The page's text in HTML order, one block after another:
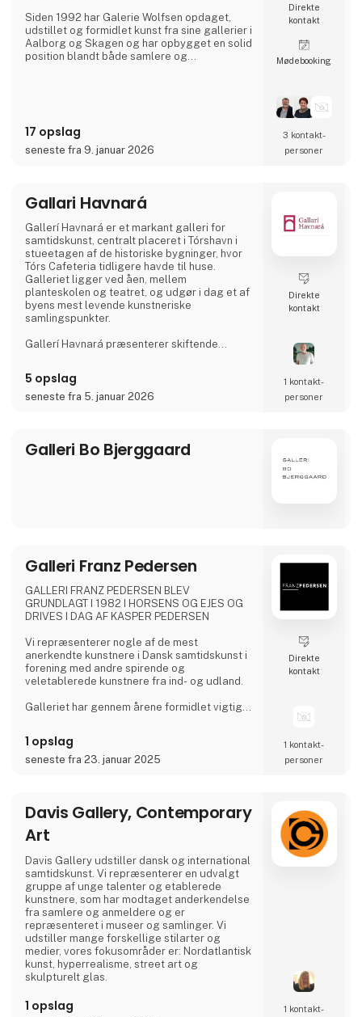
Siden 1992 har Galerie Wolfsen opdaget,
udstillet og formidlet kunst fra sine gallerier i
Aalborg og Skagen og har opbygget en solid
position blandt både samlere og
17 opslag
seneste fra 9. januar 2026
Direkte
kontakt
Møde­booking
3 kontakt­
personer
Gallari Havnará
Gallerí Havnará er et markant galleri for
samtidskunst, centralt placeret i Tórshavn i
stueetagen af de historiske bygninger, hvor
Tórs Cafeteria tidligere havde til huse.
Galleriet ligger ved åen, mellem
planteskolen og teatret, og udgør i dag et af
byens mest levende kunstneriske
samlingspunkter.
Gallerí Havnará præsenterer skiftende
Færøerne. Med et skarpt kuratorisk greb og
en klar ambition om kvalitet fungerer
Galleriet drives af ægtepar
5 opslag
seneste fra 5. januar 2026
Direkte
kontakt
1 kontakt­
personer
Galleri Bo Bjerggaard
Galleri Franz Pedersen
GALLERI FRANZ PEDERSEN BLEV
GRUNDLAGT I 1982 I HORSENS OG EJES OG
DRIVES I DAG AF KASPER PEDERSEN
Vi repræsenterer nogle af de mest
anerkendte kunstnere i Dansk samtidskunst i
forening med andre spirende og
veletablerede kunstnere fra ind- og udland.
Galleriet har gennem årene formidlet vigtige
formidler af større og markante
udsmykningsopgaver.
museer herhjemme og i udlandet, søger
galleriet hele tiden at udvide sit kendskab til
bevægelserne i samtidskunsten for at kunne
1 opslag
seneste fra 23. januar 2025
Direkte
kontakt
1 kontakt­
personer
Davis Gallery, Contemporary
Art
Davis Gallery udstiller dansk og international
samtidskunst. Vi repræsenterer en udvalgt
gruppe af unge talenter og etablerede
kunstnere, som har modtaget anderkendelse
fra samlere og anmeldere og er
repræsenteret i museer og samlinger. Vi
udstiller mange forskellige stilarter og
medier, vores fokusområder er: Nordatlantisk
kunst, hyperrealisme, street art og
skulpturelt glas.
1 opslag
1 kontakt­